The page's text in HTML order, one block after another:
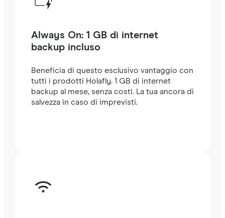
Always On: 1 GB di internet
backup incluso
Beneficia di questo esclusivo vantaggio con
tutti i prodotti Holafly. 1 GB di internet
backup al mese, senza costi. La tua ancora di
salvezza in caso di imprevisti.